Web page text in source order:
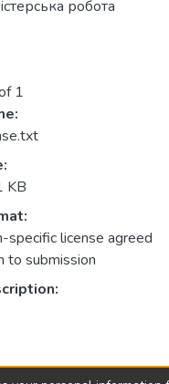
робота
1
KB
specific license agreed
to submission
роботи здобувачів